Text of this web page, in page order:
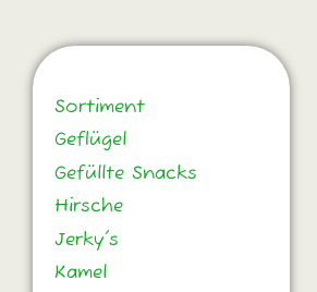
Sortiment
Geflügel
Gefüllte Snacks
Hirsche
Jerky's
Kamel